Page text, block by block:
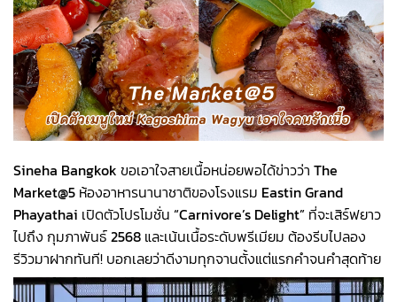
Sineha Bangkok ขอเอาใจสายเนื้อหน่อยพอได้ข่าวว่า The
Market@5 ห้องอาหารนานาชาติของโรงแรม Eastin Grand
Phayathai เปิดตัวโปรโมชั่น “Carnivore’s Delight” ที่จะเสิร์ฟยาว
ไปถึง กุมภาพันธ์2568 และเน้นเนื้อระดับพรีเมียม ต้องรีบไปลอง
รีวิวมาฝากทันที! บอกเลยว่าดีงามทุกจานตั้งแต่แรกคำจนคำสุดท้าย